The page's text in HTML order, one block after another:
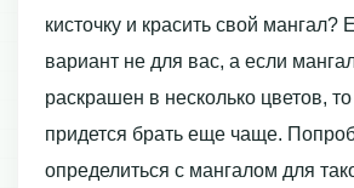
кисточку и красить свой мангал?
вариант не для вас, а если
раскрашен в несколько цветов, то
придется брать еще чаще.
определиться с мангалом для